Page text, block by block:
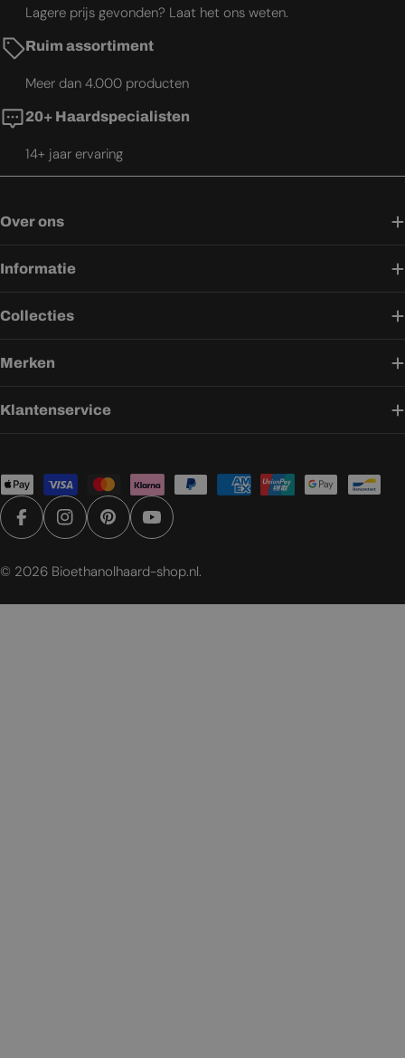
Lagere prijs gevonden? Laat het ons weten.
Ruim assortiment
Meer dan 4.000 producten
20+ Haardspecialisten
14+ jaar ervaring
Over ons
Informatie
Collecties
Merken
Klantenservice
Betaalmethoden
FacebookInstagramPinterestYouTube
© 2026 Bioethanolhaard-shop.nl.